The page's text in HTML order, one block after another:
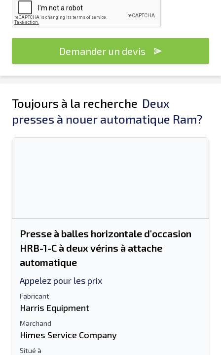
Demander un devis
Toujours à la recherche Deux
presses à nouer automatique Ram?
Presse à balles horizontale d'occasion
HRB-1-C à deux vérins à attache
automatique
Appelez pour les prix
Fabricant
Harris Equipment
Marchand
Himes Service Company
Situé à